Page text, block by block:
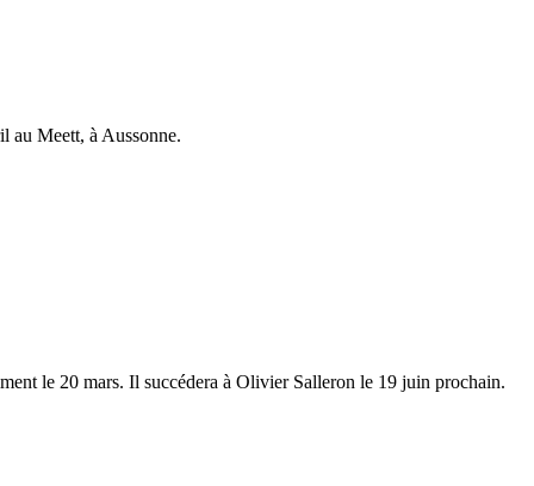
au Meett, à Aussonne.
le 20 mars. Il succédera à Olivier Salleron le 19 juin prochain.